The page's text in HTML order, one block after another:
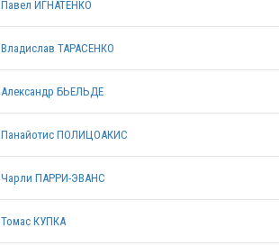
Павел ИГНАТЕНКО
Владислав ТАРАСЕНКО
Александр БЬЕЛЬДЕ
Панайотис ПОЛИЦОАКИС
Чарли ПАРРИ-ЭВАНС
Томас КУПКА